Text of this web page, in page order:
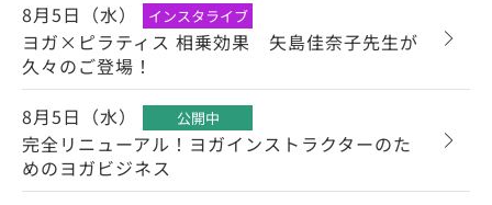
8月5日（水）
インスタライブ
ヨガ×ピラティス 相乗効果 矢島佳奈子先生が
久々のご登場！
8月5日（水）
公開中
完全リニューアル！ヨガインストラクターのた
めのヨガビジネス